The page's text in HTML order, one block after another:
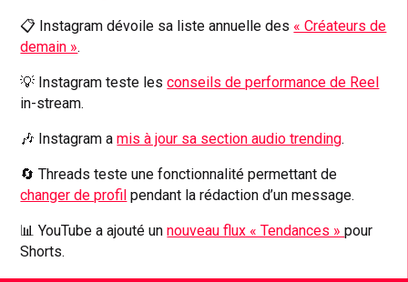
📋 Instagram dévoile sa liste annuelle des « Créateurs de
demain ».
💡 Instagram teste lesconseils de performance de Reel
in-stream.
🎶 Instagram amis à jour sa section audio trending.
🔄 Threads teste une fonctionnalité permettant de
changer de profil pendant la rédaction d’un message.
📊 YouTube a ajouté unnouveau flux « Tendances »pour
Shorts.